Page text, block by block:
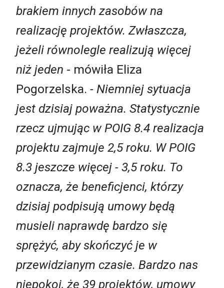
brakiem innych zasobów na
realizację projektów. Zwłaszcza,
jeżeli równolegle realizują więcej
niż jeden - mówiła Eliza
Pogorzelska. - Niemniej sytuacja
jest dzisiaj poważna. Statystycznie
rzecz ujmując w POIG 8.4 realizacja
projektu zajmuje 2,5 roku. W POIG
8.3 jeszcze więcej - 3,5 roku. To
oznacza, że beneficjenci, którzy
dzisiaj podpisują umowy będą
musieli naprawdę bardzo się
sprężyć, aby skończyć je w
przewidzianym czasie. Bardzo nas
niepokoi, że 39 projektów, umowy